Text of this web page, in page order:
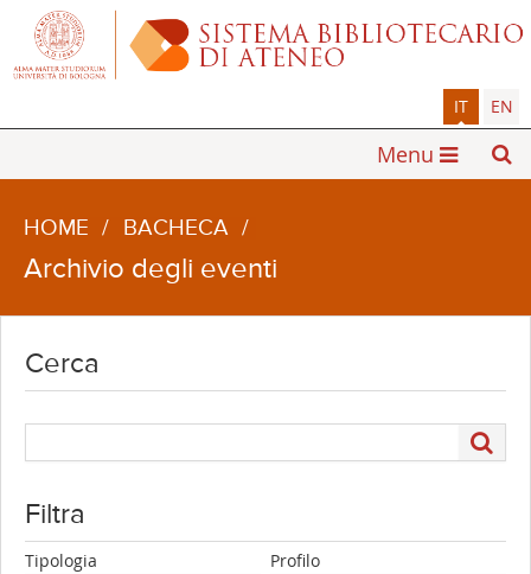
IT EN
Menu
HOME / BACHECA /
Archivio degli eventi
Cerca
Filtra
Tipologia Profilo